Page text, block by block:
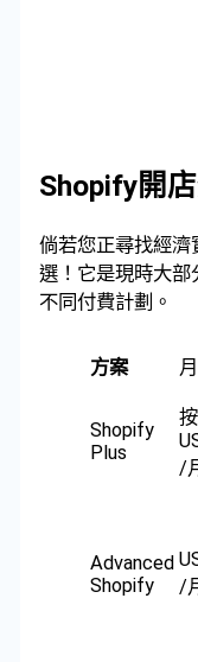
Shopify開
倘若您正尋找經濟
選！它是現時大
不同付費計劃。
方案
Shopify
Plus
/
Advanced
Shopify
/